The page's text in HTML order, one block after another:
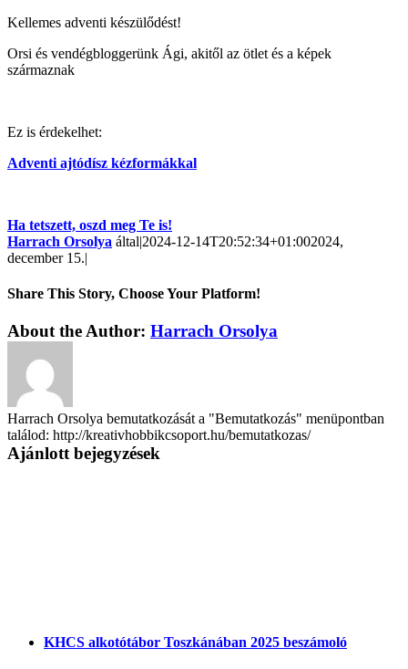
Kellemes adventi készülődést!
Orsi és vendégbloggerünk Ági, akitől az ötlet és a képek
származnak
Ez is érdekelhet:
Adventi ajtódísz kézformákkal
Ha tetszett, oszd meg Te is!
Harrach Orsolya által|2024-12-14T20:52:34+01:002024,
december 15.|
Share This Story, Choose Your Platform!
About the Author: Harrach Orsolya
Harrach Orsolya bemutatkozását a "Bemutatkozás" menüpontban
találod: http://kreativhobbikcsoport.hu/bemutatkozas/
Ajánlott bejegyzések
KHCS alkotótábor Toszkánában 2025 beszámoló